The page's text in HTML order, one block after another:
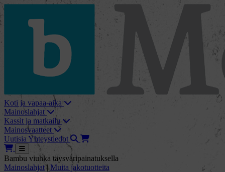
skip_to_content
bMore
Koti ja vapaa-aika
Mainoslahjat
Kassit ja matkailu
Mainosvaatteet
Uutisia Yhteystiedot HakuTarjouskori
Tarjouskori
Avaa
Bambu viuhka täysväripainatuksella
Mainoslahjat | Muita jakotuotteita